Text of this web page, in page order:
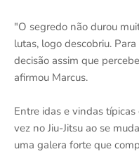
"O segredo não durou
lutas, logo descobriu.
decisão assim que
afirmou Marcus.
Entre idas e vindas
vez no Jiu-Jitsu ao se
uma galera forte que